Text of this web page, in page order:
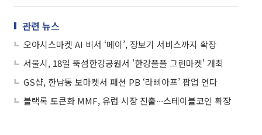
관련 뉴스
오아시스마켓 AI 비서 ‘메이’, 장보기 서비스까지 확장
서울시, 18일 뚝섬한강공원서 '한강플플 그린마켓' 개최
GS샵, 한남동 보마켓서 패션 PB ‘라삐아프’ 팝업 연다
블랙록 토큰화 MMF, 유럽 시장 진출∙∙∙스테이블코인 확장